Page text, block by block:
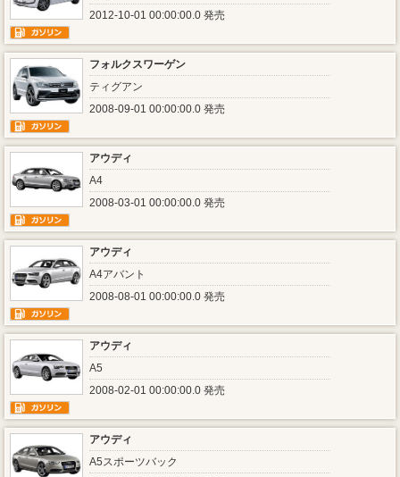
2012-10-01 00:00:00.0 発売
フォルクスワーゲン
ティグアン
2008-09-01 00:00:00.0 発売
アウディ
A4
2008-03-01 00:00:00.0 発売
アウディ
A4アバント
2008-08-01 00:00:00.0 発売
アウディ
A5
2008-02-01 00:00:00.0 発売
アウディ
A5スポーツバック